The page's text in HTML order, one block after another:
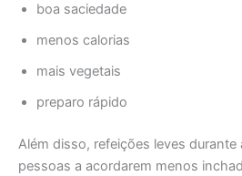
boa saciedade
menos calorias
mais vegetais
preparo rápido
Além disso, refeições leves durante
pessoas a acordarem menos